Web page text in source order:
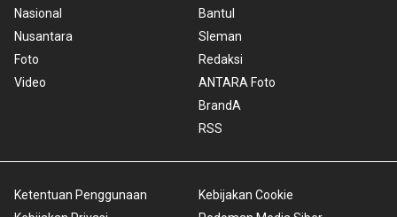
Nasional
Nusantara
Foto
Video
Bantul
Sleman
Redaksi
ANTARA Foto
BrandA
RSS
Ketentuan Penggunaan
Kebijakan Cookie